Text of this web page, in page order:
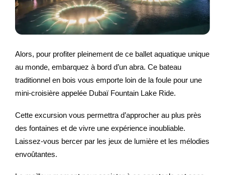
Alors, pour profiter pleinement de ce ballet aquatique unique
au monde, embarquez à bord d’un abra. Ce bateau
traditionnel en bois vous emporte loin de la foule pour une
mini-croisière appelée Dubaï Fountain Lake Ride.
Cette excursion vous permettra d’approcher au plus près
des fontaines et de vivre une expérience inoubliable.
Laissez-vous bercer par les jeux de lumière et les mélodies
envoûtantes.